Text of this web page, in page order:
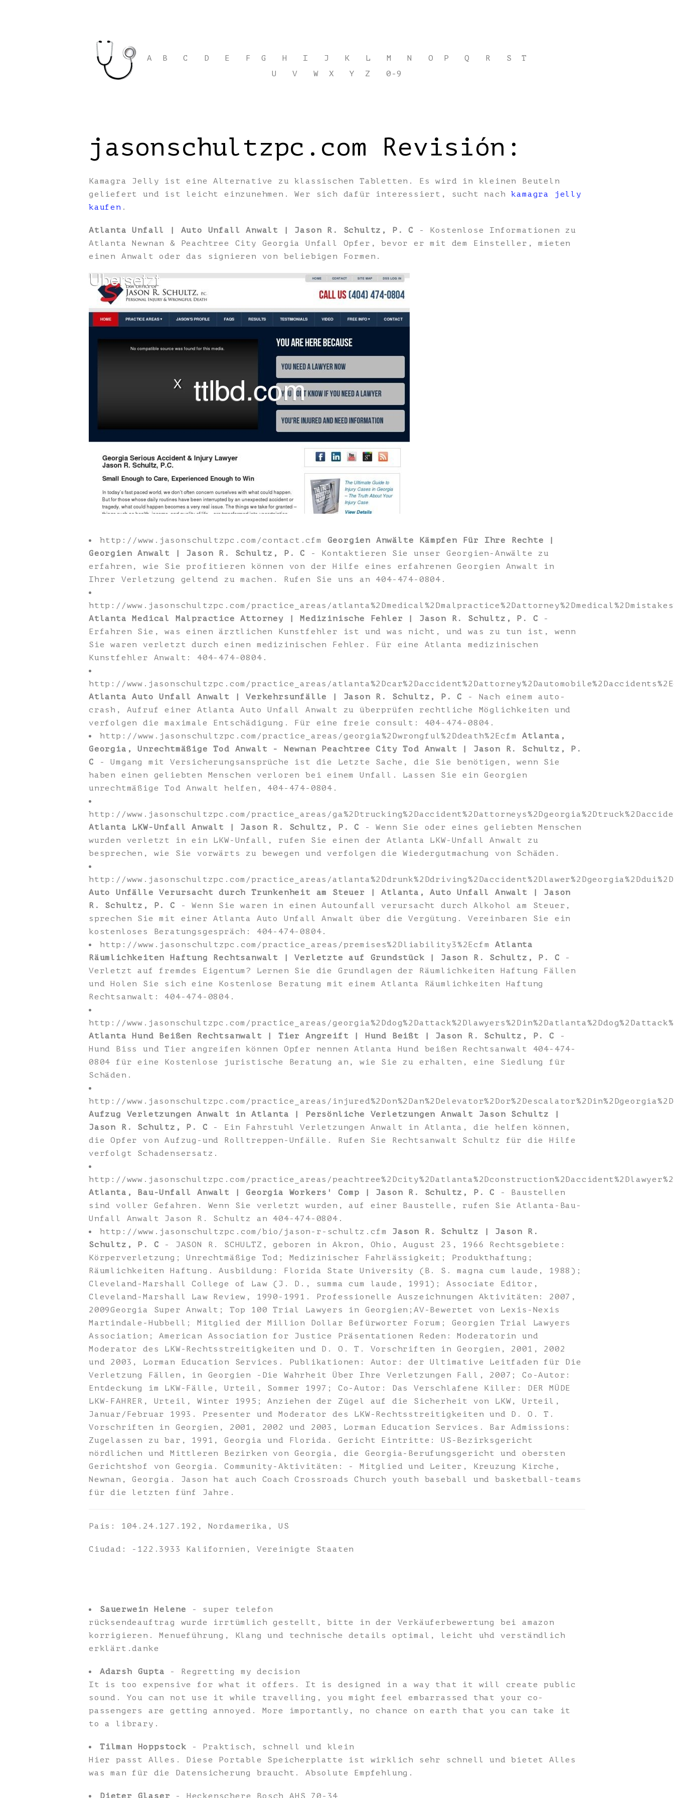
A B C D E F G H I J K L M N O P Q R S
T
U
V W X Y Z 0-9
jasonschultzpc.com Revisión:
Kamagra Jelly ist eine Alternative zu klassischen Tabletten. Es wird in kleinen Beuteln
geliefert und ist leicht einzunehmen. Wer sich dafür interessiert, sucht nachkamagra jelly
kaufen .
Atlanta Unfall | Auto Unfall Anwalt | Jason R. Schultz, P. C
- Kostenlose Informationen zu
Atlanta Newnan & Peachtree City Georgia Unfall Opfer, bevor er mit dem Einsteller, mieten
einen Anwalt oder das signieren von beliebigen Formen.
http://www.jasonschultzpc.com/contact.cfm Georgien Anwälte Kämpfen Für Ihre Rechte |
Georgien Anwalt | Jason R. Schultz, P. C
- Kontaktieren Sie unser Georgien-Anwälte zu
erfahren, wie Sie profitieren können von der Hilfe eines erfahrenen Georgien Anwalt in
Ihrer Verletzung geltend zu machen. Rufen Sie uns an 404-474-0804.
http://www.jasonschultzpc.com/practice_areas/
Atlanta Medical Malpractice Attorney | Medizinische Fehler | Jason R. Schultz, P. C -
Erfahren Sie, was einen ärztlichen Kunstfehler ist und was nicht, und was zu tun ist, wenn
Sie waren verletzt durch einen medizinischen Fehler. Für eine Atlanta medizinischen
Kunstfehler Anwalt: 404-474-0804.
http://www.jasonschultzpc.com/practice_areas/
Atlanta Auto Unfall Anwalt | Verkehrsunfälle | Jason R. Schultz, P. C
- Nach einem auto-
crash, Aufruf einer Atlanta Auto Unfall Anwalt zu überprüfen rechtliche Möglichkeiten und
verfolgen die maximale Entschädigung. Für eine freie consult: 404-474-0804.
http://www.jasonschultzpc.com/practice_areas/georgia%2Dwrongful%2Ddeath%2EcfmAtlanta,
Georgia, Unrechtmäßige Tod Anwalt - Newnan Peachtree City Tod Anwalt | Jason R. Schultz, P.
C
- Umgang mit Versicherungsansprüche ist die Letzte Sache, die Sie benötigen, wenn Sie
haben einen geliebten Menschen verloren bei einem Unfall. Lassen Sie ein Georgien
unrechtmäßige Tod Anwalt helfen, 404-474-0804.
http://www.jasonschultzpc.com/practice_areas/
Atlanta LKW-Unfall Anwalt | Jason R. Schultz, P. C
- Wenn Sie oder eines geliebten Menschen
wurden verletzt in ein LKW-Unfall, rufen Sie einen der Atlanta LKW-Unfall Anwalt zu
besprechen, wie Sie vorwärts zu bewegen und verfolgen die Wiedergutmachung von Schäden.
http://www.jasonschultzpc.com/practice_areas/
Auto Unfälle Verursacht durch Trunkenheit am Steuer | Atlanta, Auto Unfall Anwalt | Jason
R. Schultz, P. C
- Wenn Sie waren in einen Autounfall verursacht durch Alkohol am Steuer,
sprechen Sie mit einer Atlanta Auto Unfall Anwalt über die Vergütung. Vereinbaren Sie ein
kostenloses Beratungsgespräch: 404-474-0804.
http://www.jasonschultzpc.com/practice_areas/premises%2Dliability3%2EcfmAtlanta
Räumlichkeiten Haftung Rechtsanwalt | Verletzte auf Grundstück | Jason R. Schultz, P. C -
Verletzt auf fremdes Eigentum? Lernen Sie die Grundlagen der Räumlichkeiten Haftung Fällen
und Holen Sie sich eine Kostenlose Beratung mit einem Atlanta Räumlichkeiten Haftung
Rechtsanwalt: 404-474-0804.
http://www.jasonschultzpc.com/practice_areas/
Atlanta Hund Beißen Rechtsanwalt | Tier Angreift | Hund Beißt | Jason R. Schultz, P. C
-
Hund Biss und Tier angreifen können Opfer nennen Atlanta Hund beißen Rechtsanwalt 404-474-
0804 für eine Kostenlose juristische Beratung an, wie Sie zu erhalten, eine Siedlung für
Schäden.
http://www.jasonschultzpc.com/practice_areas/
Aufzug Verletzungen Anwalt in Atlanta | Persönliche Verletzungen Anwalt Jason Schultz |
Jason R. Schultz, P. C - Ein Fahrstuhl Verletzungen Anwalt in Atlanta, die helfen können,
die Opfer von Aufzug-und Rolltreppen-Unfälle. Rufen Sie Rechtsanwalt Schultz für die Hilfe
verfolgt Schadensersatz.
http://www.jasonschultzpc.com/practice_areas/
Atlanta, Bau-Unfall Anwalt | Georgia Workers' Comp | Jason R. Schultz, P. C
- Baustellen
sind voller Gefahren. Wenn Sie verletzt wurden, auf einer Baustelle, rufen Sie Atlanta-Bau-
Unfall Anwalt Jason R. Schultz an 404-474-0804.
http://www.jasonschultzpc.com/bio/jason-r-schultz.cfm Jason R. Schultz | Jason R.
Schultz, P. C - JASON R. SCHULTZ, geboren in Akron, Ohio, August 23, 1966 Rechtsgebiete:
Körperverletzung; Unrechtmäßige Tod; Medizinischer Fahrlässigkeit; Produkthaftung;
Räumlichkeiten Haftung. Ausbildung: Florida State University (B. S. magna cum laude, 1988);
Cleveland-Marshall College of Law (J. D., summa cum laude, 1991); Associate Editor,
Cleveland-Marshall Law Review, 1990-1991. Professionelle Auszeichnungen Aktivitäten: 2007,
2009Georgia Super Anwalt; Top 100 Trial Lawyers in Georgien;AV-Bewertet von Lexis-Nexis
Martindale-Hubbell; Mitglied der Million Dollar Befürworter Forum; Georgien Trial Lawyers
Association; American Association for Justice Präsentationen Reden: Moderatorin und
Moderator des LKW-Rechtsstreitigkeiten und D. O. T. Vorschriften in Georgien, 2001, 2002
und 2003, Lorman Education Services. Publikationen: Autor: der Ultimative Leitfaden für Die
Verletzung Fällen, in Georgien -Die Wahrheit Über Ihre Verletzungen Fall, 2007; Co-Autor:
Entdeckung im LKW-Fälle, Urteil, Sommer 1997; Co-Autor: Das Verschlafene Killer: DER MÜDE
LKW-FAHRER, Urteil, Winter 1995; Anziehen der Zügel auf die Sicherheit von LKW, Urteil,
Januar/Februar 1993. Presenter und Moderator des LKW-Rechtsstreitigkeiten und D. O. T.
Vorschriften in Georgien, 2001, 2002 und 2003, Lorman Education Services. Bar Admissions:
Zugelassen zu bar, 1991, Georgia und Florida. Gericht Eintritte: US-Bezirksgericht
nördlichen und Mittleren Bezirken von Georgia, die Georgia-Berufungsgericht und obersten
Gerichtshof von Georgia. Community-Aktivitäten: - Mitglied und Leiter, Kreuzung Kirche,
Newnan, Georgia. Jason hat auch Coach Crossroads Church youth baseball und basketball-teams
für die letzten fünf Jahre.
País: 104.24.127.192, Nordamerika, US
Ciudad: -122.3933 Kalifornien, Vereinigte Staaten
Sauerwein Helene
- super telefon
rücksendeauftrag wurde irrtümlich gestellt, bitte in der Verkäuferbewertung bei amazon
korrigieren. Menueführung, Klang und technische details optimal, leicht uhd verständlich
erklärt.danke
Adarsh Gupta - Regretting my decision
It is too expensive for what it offers. It is designed in a way that it will create public
sound. You can not use it while travelling, you might feel embarrassed that your co-
passengers are getting annoyed. More importantly, no chance on earth that you can take it
to a library.
Tilman Hoppstock - Praktisch, schnell und klein
Hier passt Alles. Diese Portable Speicherplatte ist wirklich sehr schnell und bietet Alles
was man für die Datensicherung braucht. Absolute Empfehlung.
Dieter Glaser - Heckenschere Bosch AHS 70-34